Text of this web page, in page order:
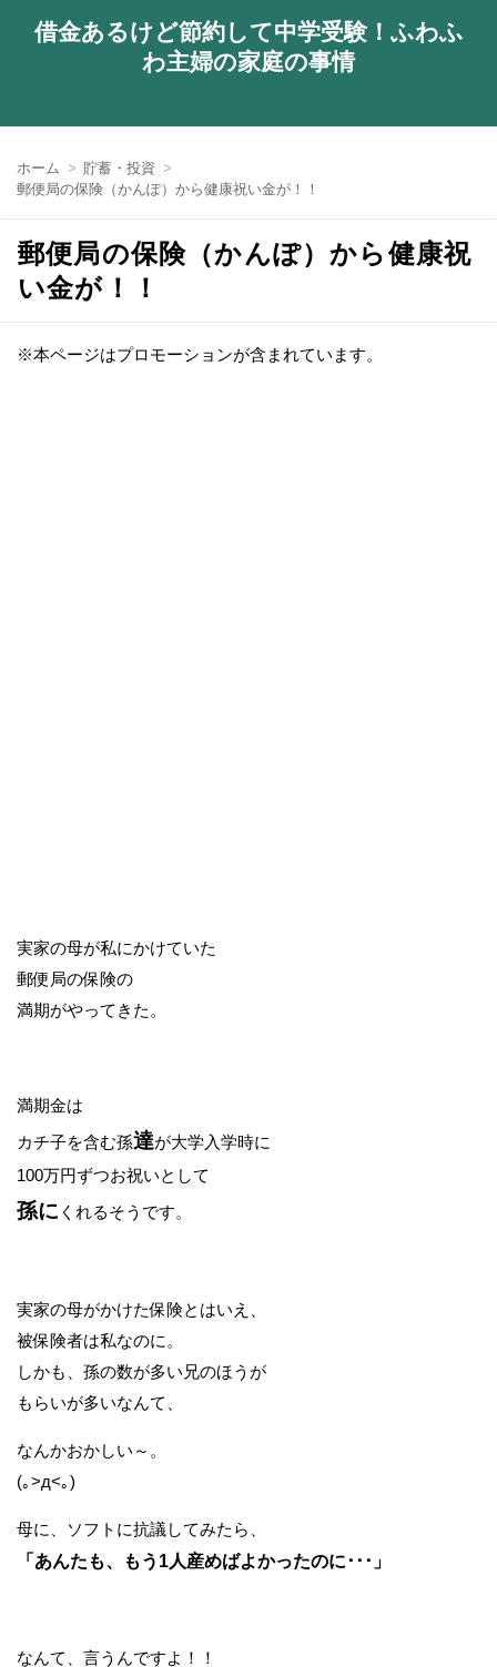
借金あるけど節約して中学受験！ふわふ
わ主婦の家庭の事情
ホーム
貯蓄・投資
郵便局の保険（かんぽ）から健康祝い金が！！
郵便局の保険（かんぽ）から健康祝
い金が！！
※本ページはプロモーションが含まれています。
実家の母が私にかけていた
郵便局の保険の
満期がやってきた。
満期金は
カチ子を含む孫達が大学入学時に
100万円ずつお祝いとして
孫に くれるそうです。
実家の母がかけた保険とはいえ、
被保険者は私なのに。
しかも、孫の数が多い兄のほうが
もらいが多いなんて、
なんかおかしい～。
(｡>д<｡)
母に、ソフトに抗議してみたら、
「あんたも、もう1人産めばよかったのに･･･」
なんて、言うんですよ！！